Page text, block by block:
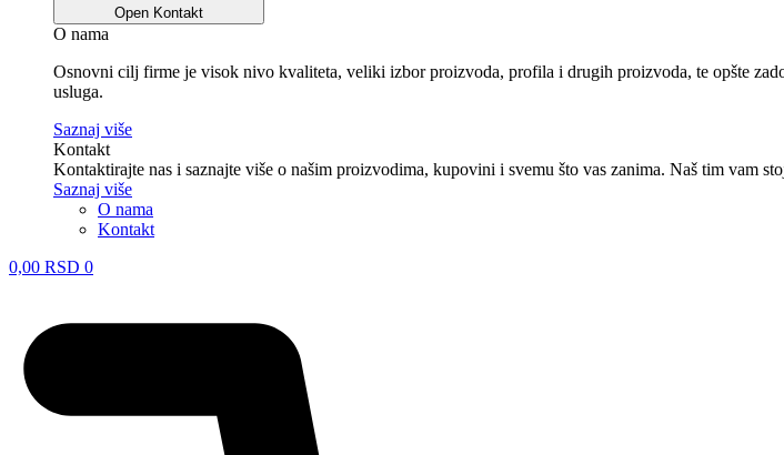
Open Kontakt
O nama
Osnovni cilj firme je visok nivo kvaliteta, veliki izbor proizvoda, profila i drugih proizvoda, te opšte
usluga.
Saznaj više
Kontakt
Kontaktirajte nas i saznajte više o našim proizvodima, kupovini i svemu što vas zanima. Naš tim vam
Saznaj više
O nama
Kontakt
0,00 RSD 0